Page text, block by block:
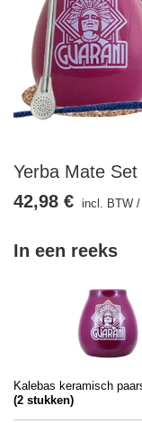
Yerba Mate
In een reeks
Kalebas keramisch
(2 stukken)
42,98 € incl. BTW /